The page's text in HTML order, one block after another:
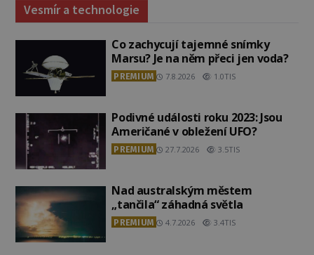
Vesmír a technologie
Co zachycují tajemné snímky
Marsu? Je na něm přeci jen voda?
PREMIUM 7.8.2026 1.0TIS
Podivné události roku 2023: Jsou
Američané v obležení UFO?
PREMIUM 27.7.2026 3.5TIS
Nad australským městem
„tančila“ záhadná světla
PREMIUM 4.7.2026 3.4TIS